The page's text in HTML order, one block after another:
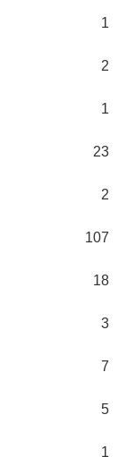
1
2
1
23
2
107
18
3
7
5
1